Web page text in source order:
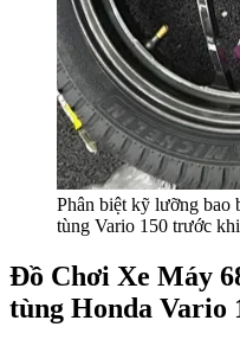
Phân biệt kỹ lưỡng bao
tùng Vario 150 trước
Đồ Chơi Xe Máy
tùng Honda Vario